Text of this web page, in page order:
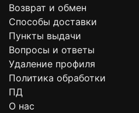
Возврат и обмен
Способы доставки
Пункты выдачи
Вопросы и ответы
Удаление профиля
Политика обработки
ПД
О нас